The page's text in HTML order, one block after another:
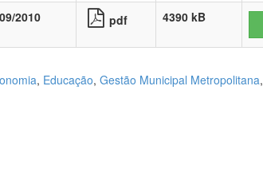
2010 pdf 4390 kB
, Educação,Gestão Municipal Metropolitana,